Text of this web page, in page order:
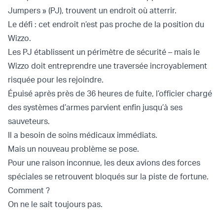
Jumpers » (PJ), trouvent un endroit où atterrir.
Le défi : cet endroit n’est pas proche de la position du
Wizzo.
Les PJ établissent un périmètre de sécurité – mais le
Wizzo doit entreprendre une traversée incroyablement
risquée pour les rejoindre.
Épuisé après près de 36 heures de fuite, l’officier chargé
des systèmes d’armes parvient enfin jusqu’à ses
sauveteurs.
Il a besoin de soins médicaux immédiats.
Mais un nouveau problème se pose.
Pour une raison inconnue, les deux avions des forces
spéciales se retrouvent bloqués sur la piste de fortune.
Comment ?
On ne le sait toujours pas.